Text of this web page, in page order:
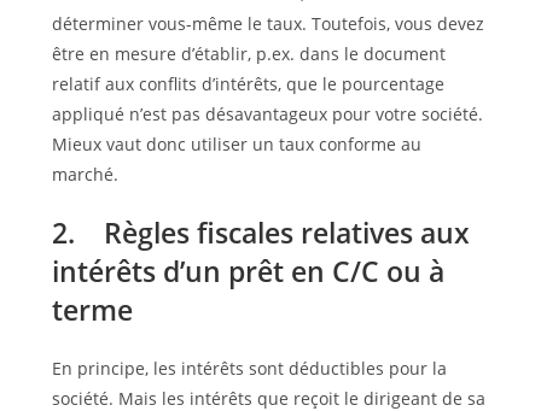
déterminer vous-même le taux. Toute­fois, vous devez
être en mesure d’établir, p.ex. dans le document
relatif aux conflits d’intérêts, que le pourcentage
appliqué n’est pas désavantageux pour votre société.
Mieux vaut donc utiliser un taux conforme au
marché.
2. Règles fiscales relatives aux
intérêts d’un prêt en C/C ou à
terme
En principe, les intérêts sont déductibles pour la
société. Mais les intérêts que reçoit le dirigeant de sa